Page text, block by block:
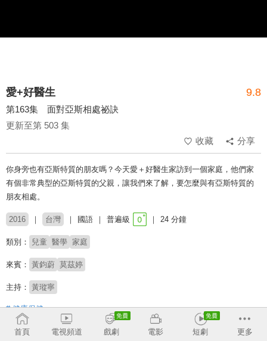
愛+好醫生 9.8
第163集 面對亞斯相處祕訣
更新至第 503 集
收藏
分享
你身旁也有亞斯特質的朋友嗎？今天愛＋好醫生家訪到一個家庭，他們家
有個非常典型的亞斯特質的父親，讓我們來了解，要怎麼與有亞斯特質的
朋友相處。
2016 台灣 國語 普遍級 24 分鐘
類別： 兒童 醫學 家庭
來賓： 黃鈞蔚 莫茲婷
主持： 黃瑽寧
# 健康保健
首頁 電視頻道 戲劇 電影 短劇 更多